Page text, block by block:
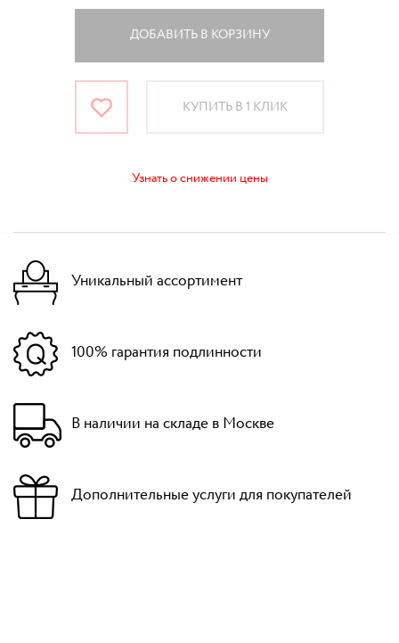
ДОБАВИТЬ В КОРЗИНУ
КУПИТЬ В 1 КЛИК
Узнать о снижении цены
Уникальный ассортимент
100% гарантия подлинности
В наличии на складе в Москве
Дополнительные услуги для покупателей